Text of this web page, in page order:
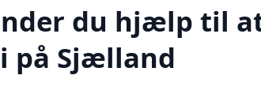
du hjælp til
på Sjælland